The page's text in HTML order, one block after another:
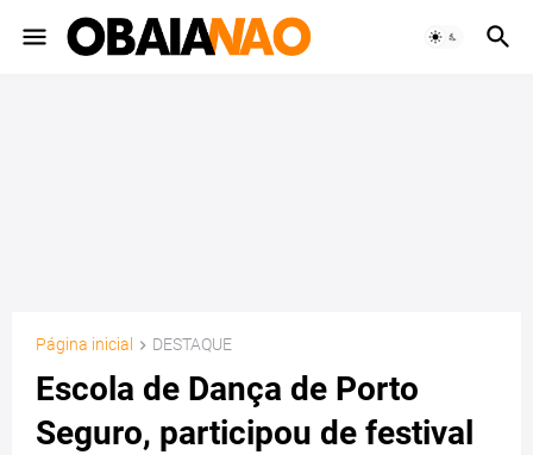
Página inicial DESTAQUE
Escola de Dança de Porto
Seguro, participou de festival